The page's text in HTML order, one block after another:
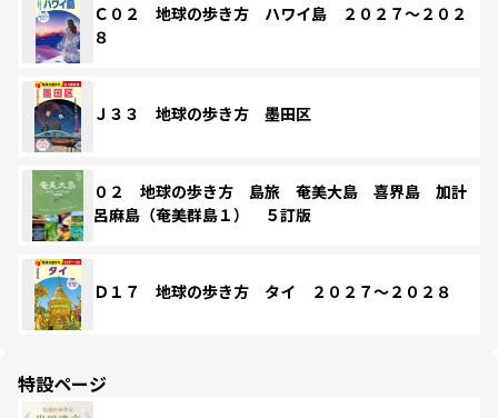
Ｃ０２ 地球の歩き方 ハワイ島 ２０２７～２０２
８
Ｊ３３ 地球の歩き方 墨田区
０２ 地球の歩き方 島旅 奄美大島 喜界島 加計
呂麻島（奄美群島１） ５訂版
Ｄ１７ 地球の歩き方 タイ ２０２７～２０２８
特設ページ